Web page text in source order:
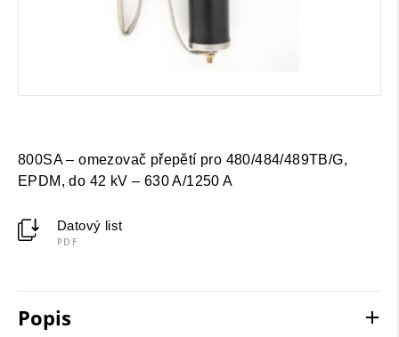
800SA – omezovač přepětí pro 480/484/489TB/G,
EPDM, do 42 kV – 630 A/1250 A
Datový list
PDF
Popis